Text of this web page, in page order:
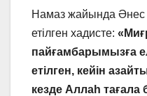
Намаз жайында
етілген хадисте:
пайғамбарымызға
етілген, кейін
кезде Аллаһ тағала